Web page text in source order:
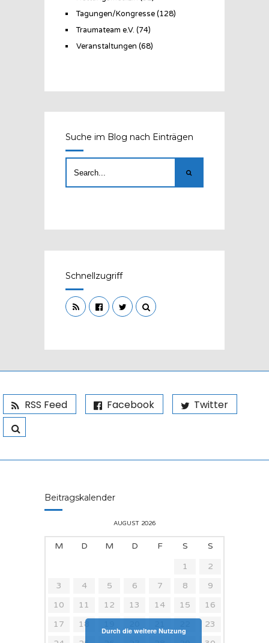
Tagungen/Kongresse(128)
Traumateam e.V. (74)
Veranstaltungen (68)
Suche im Blog nach Einträgen
Schnellzugriff
RSS Feed Facebook Twitter
Beitragskalender
AUGUST 2026
M D M D F S
S
1
2
3
4 5 6 7 8
9
10
11 12 13 14 15
16
17
18
23
Durch die weitere Nutzung